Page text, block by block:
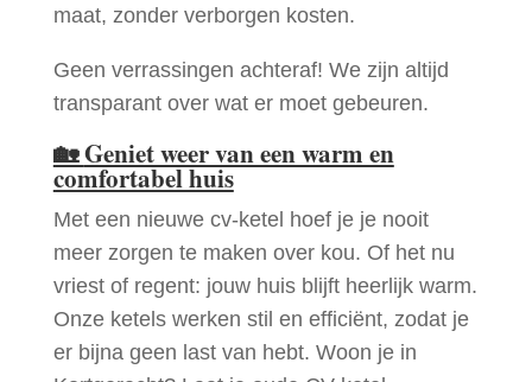
maat, zonder verborgen kosten.
Geen verrassingen achteraf! We zijn altijd
transparant over wat er moet gebeuren.
🏡Geniet weer van een warm en
comfortabel huis
Met een nieuwe cv-ketel hoef je je nooit
meer zorgen te maken over kou. Of het nu
vriest of regent: jouw huis blijft heerlijk warm.
Onze ketels werken stil en efficiënt, zodat je
er bijna geen last van hebt. Woon je in